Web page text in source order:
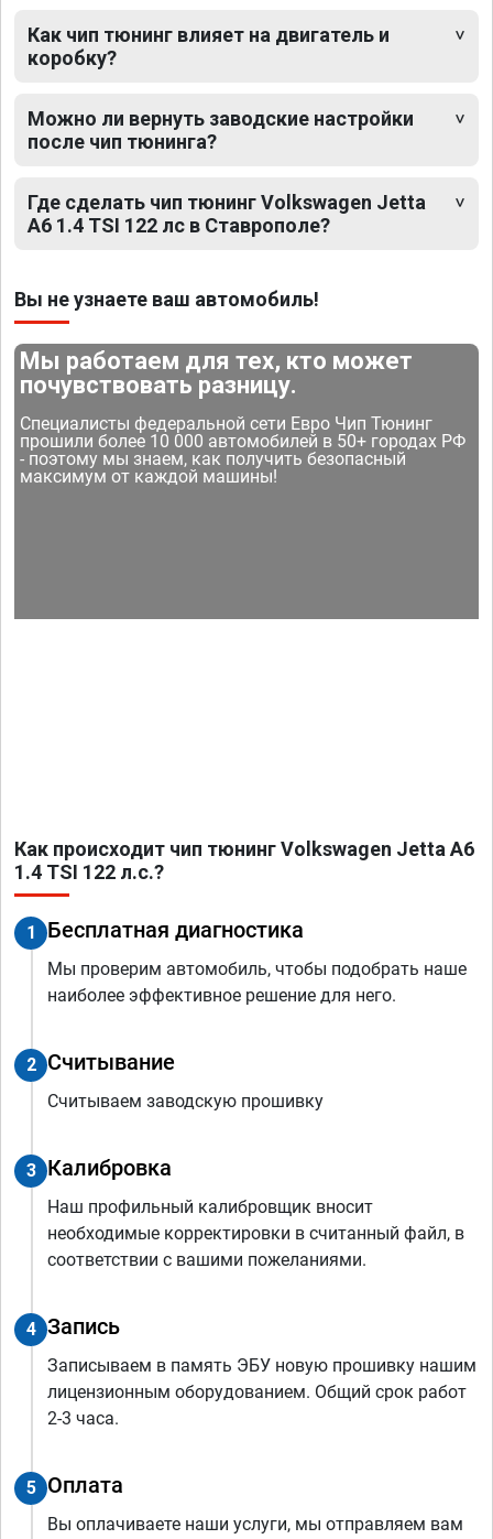
Как чип тюнинг влияет на двигатель и
коробку?
Можно ли вернуть заводские настройки
после чип тюнинга?
Где сделать чип тюнинг Volkswagen Jetta
A6 1.4 TSI 122 лс в Ставрополе?
Вы не узнаете ваш автомобиль!
Мы работаем для тех, кто может
почувствовать разницу.
Специалисты федеральной сети Евро Чип Тюнинг
прошили более 10 000 автомобилей в 50+ городах РФ
- поэтому мы знаем, как получить безопасный
максимум от каждой машины!
Как происходит чип тюнинг Volkswagen Jetta A6
1.4 TSI 122 л.с.?
1 Бесплатная диагностика
Мы проверим автомобиль, чтобы подобрать наше
наиболее эффективное решение для него.
2 Считывание
Считываем заводскую прошивку
3 Калибровка
Наш профильный калибровщик вносит
необходимые корректировки в считанный файл, в
соответствии с вашими пожеланиями.
4 Запись
Записываем в память ЭБУ новую прошивку нашим
лицензионным оборудованием. Общий срок работ
2-3 часа.
5 Оплата
Вы оплачиваете наши услуги, мы отправляем вам